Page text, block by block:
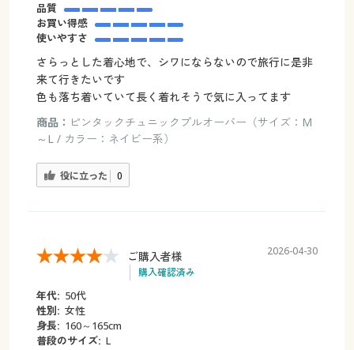
品質
お買い得感
使いやすさ
さらっとした着心地で、シワにならないので旅行に是非
来て行きたいです
色も落ち着いていて長く着れそうで気に入ってます
商品： ピンタックチュニックプルオーバー（サイズ：M
～L / カラー：ネイビー系）
役に立った 0
ご購入者様
購入確認済み
2026-04-30
年代: 50代
性別: 女性
身長: 160～165cm
普段のサイズ: L